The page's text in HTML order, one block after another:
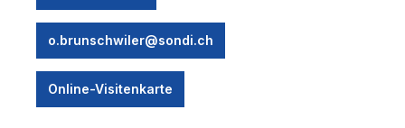
o.brunschwiler@sondi.ch
Online-Visitenkarte